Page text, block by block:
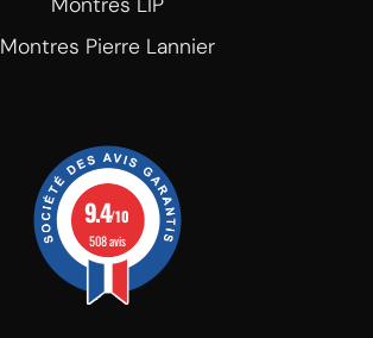
Montres Pierre Lannier
9.4/10
508 avis